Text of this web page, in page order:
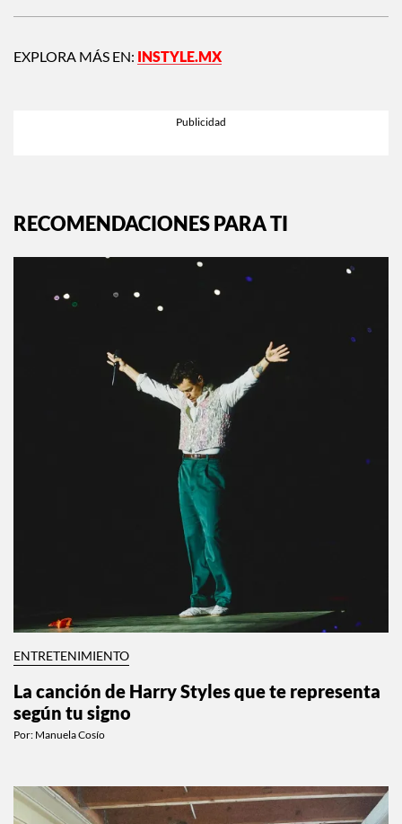
EXPLORA MÁS EN: INSTYLE.MX
RECOMENDACIONES PARA TI
ENTRETENIMIENTO
La canción de Harry Styles que te representa
según tu signo
Por: Manuela Cosío